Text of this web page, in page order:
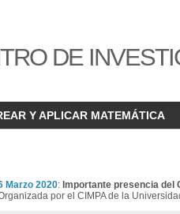
DE
Y APLICAR MATEMÁTICA
Marzo 2020: Importante presencia del
por el CIMPA de la